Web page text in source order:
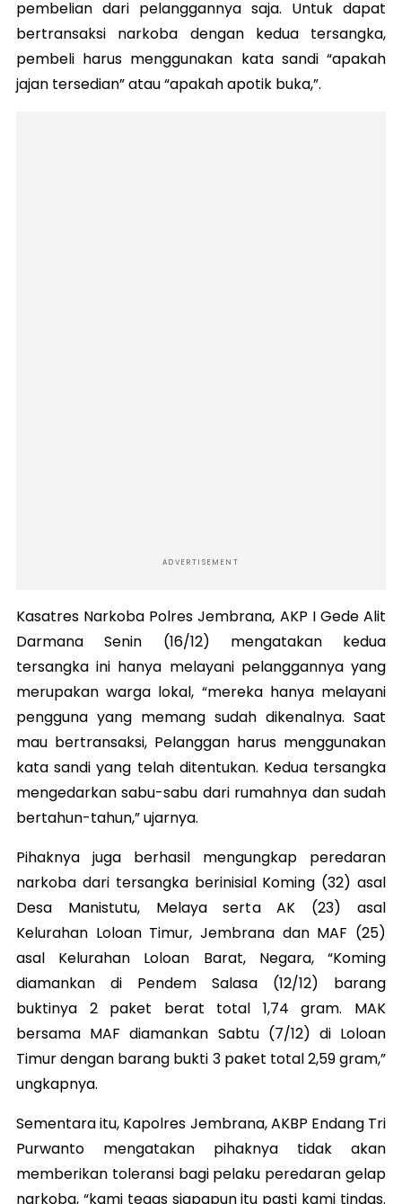
pembelian dari pelanggannya saja. Untuk dapat
bertransaksi narkoba dengan kedua tersangka,
pembeli harus menggunakan kata sandi “apakah
jajan tersedian” atau “apakah apotik buka,”.
ADVERTISEMENT
Kasatres Narkoba Polres Jembrana, AKP I Gede Alit
Darmana Senin (16/12) mengatakan kedua
tersangka ini hanya melayani pelanggannya yang
merupakan warga lokal, “mereka hanya melayani
pengguna yang memang sudah dikenalnya. Saat
mau bertransaksi, Pelanggan harus menggunakan
kata sandi yang telah ditentukan. Kedua tersangka
mengedarkan sabu-sabu dari rumahnya dan sudah
bertahun-tahun,” ujarnya.
Pihaknya juga berhasil mengungkap peredaran
narkoba dari tersangka berinisial Koming (32) asal
Desa Manistutu, Melaya serta AK (23) asal
Kelurahan Loloan Timur, Jembrana dan MAF (25)
asal Kelurahan Loloan Barat, Negara, “Koming
diamankan di Pendem Salasa (12/12) barang
buktinya 2 paket berat total 1,74 gram. MAK
bersama MAF diamankan Sabtu (7/12) di Loloan
Timur dengan barang bukti 3 paket total 2,59 gram,”
ungkapnya.
Sementara itu, Kapolres Jembrana, AKBP Endang Tri
Purwanto mengatakan pihaknya tidak akan
memberikan toleransi bagi pelaku peredaran gelap
narkoba, “kami tegas siapapun itu pasti kami tindas.